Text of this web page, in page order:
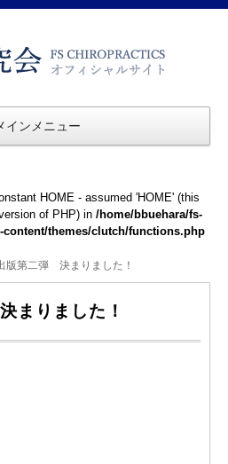
インメニュー
HOME - assumed 'HOME' (this
of PHP) in /home/bbuehara/fs-
themes/clutch/functions.php
版第二弾 決まりました！
まりました！